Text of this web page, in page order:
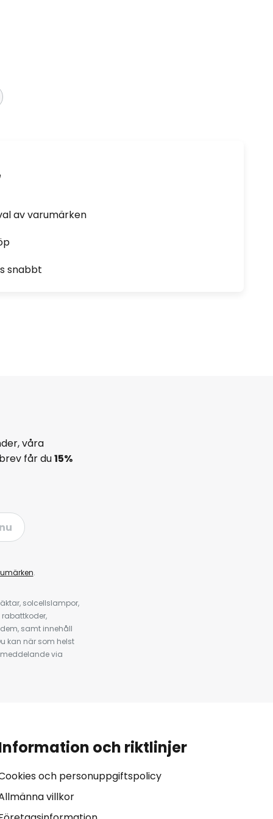
av varumärken
snabbt
våra
får du15%
.
solcellslampor,
samt innehåll
kan när som helst
via
och riktlinjer
och personuppgiftspolicy
villkor